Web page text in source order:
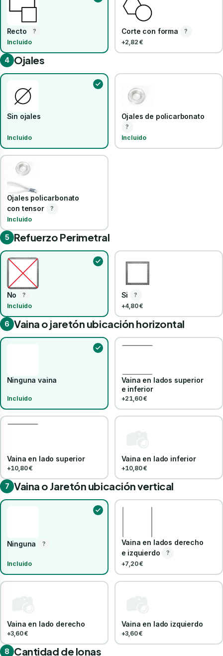
Recto
?
Incluido
Corte con forma
?
+2,82 €
4 Ojales
Sin ojales
Incluido
Ojales de policarbonato
?
Incluido
Ojales policarbonato
con tensor
?
Incluido
5 Refuerzo Perimetral
No
?
Incluido
Si
?
+4,80 €
6 Vaina o jaretón ubicación horizontal
Ninguna vaina
Incluido
Vaina en lados superior
e inferior
+21,60 €
Vaina en lado superior
+10,80 €
Vaina en lado inferior
+10,80 €
7 Vaina o Jaretón ubicación vertical
Ninguna ?
Incluido
Vaina en lados derecho
e izquierdo
?
+7,20 €
Vaina en lado derecho
+3,60 €
Vaina en lado izquierdo
+3,60 €
8 Cantidad de lonas